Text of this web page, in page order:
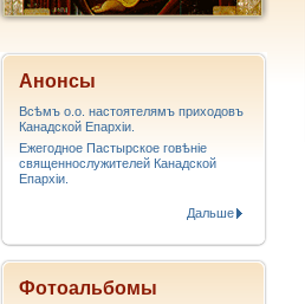
Анонсы
Всѣмъ о.о. настоятелямъ приходовъ
Канадской Епархiи.
Ежегодное Пастырское говѣніе
священнослужителей Канадской
Епархіи.
Дальше
Фотоальбомы